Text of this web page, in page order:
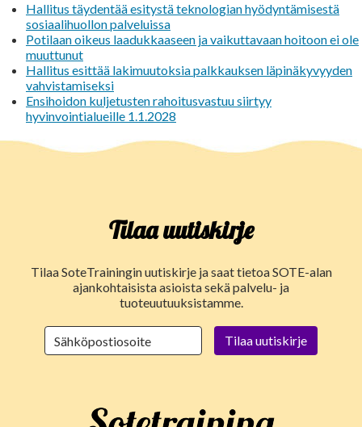
Hallitus täydentää esitystä teknologian hyödyntämisestä
sosiaalihuollon palveluissa
Potilaan oikeus laadukkaaseen ja vaikuttavaan hoitoon ei ole
muuttunut
Hallitus esittää lakimuutoksia palkkauksen läpinäkyvyyden
vahvistamiseksi
Ensihoidon kuljetusten rahoitusvastuu siirtyy
hyvinvointialueille 1.1.2028
Tilaa uutiskirje
Tilaa SoteTrainingin uutiskirje ja saat tietoa SOTE-alan
ajankohtaisista asioista sekä palvelu- ja
tuoteuutuuksistamme.